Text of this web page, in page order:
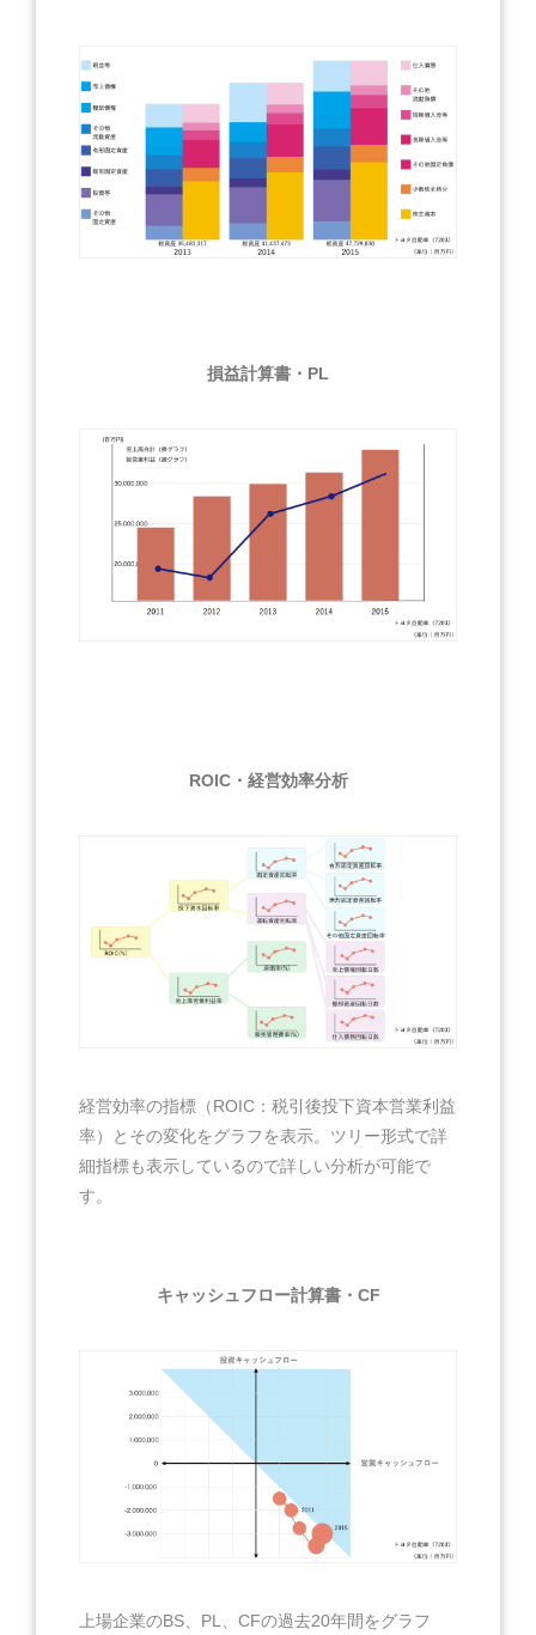
損益計算書・PL
ROIC・経営効率分析
経営効率の指標（ROIC：税引後投下資本営業利益
率）とその変化をグラフを表示。ツリー形式で詳
細指標も表示しているので詳しい分析が可能で
す。
キャッシュフロー計算書・CF
上場企業のBS、PL、CFの過去20年間をグラフ